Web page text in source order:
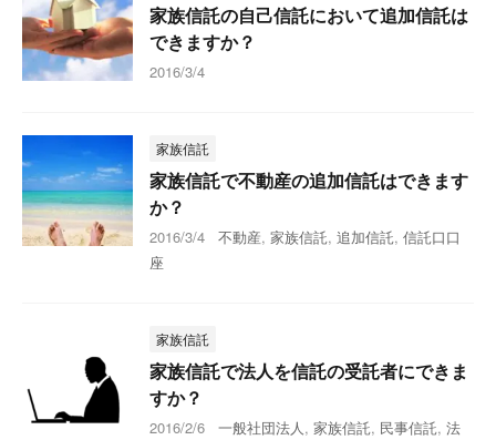
家族信託の自己信託において追加信託は
できますか？
2016/3/4
家族信託
家族信託で不動産の追加信託はできます
か？
2016/3/4 不動産, 家族信託, 追加信託, 信託口口
座
家族信託
家族信託で法人を信託の受託者にできま
すか？
2016/2/6 一般社団法人, 家族信託, 民事信託, 法